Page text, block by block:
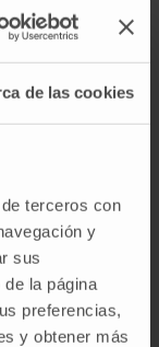
de las cookies
terceros con
y
sus
la página
preferencias,
y obtener más
neuronal.
de
y
de los
del